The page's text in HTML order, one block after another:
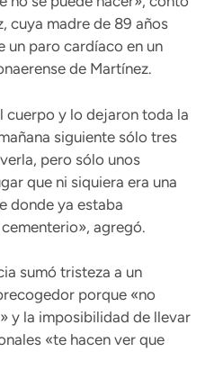
cuya madre de 89 años
un paro cardíaco en un
de Martínez.
cuerpo y lo dejaron toda la
siguiente sólo tres
pero sólo unos
que ni siquiera era una
donde ya estaba
agregó.
sumó tristeza a un
porque «no
y la imposibilidad de llevar
«te hacen ver que